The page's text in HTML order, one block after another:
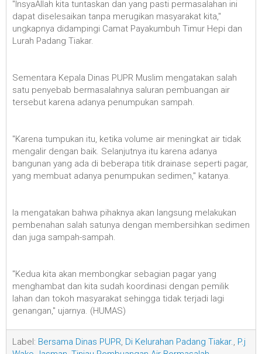
"InsyaAllah kita tuntaskan dan yang pasti permasalahan ini
dapat diselesaikan tanpa merugikan masyarakat kita,"
ungkapnya didampingi Camat Payakumbuh Timur Hepi dan
Lurah Padang Tiakar.
Sementara Kepala Dinas PUPR Muslim mengatakan salah
satu penyebab bermasalahnya saluran pembuangan air
tersebut karena adanya penumpukan sampah.
"Karena tumpukan itu, ketika volume air meningkat air tidak
mengalir dengan baik. Selanjutnya itu karena adanya
bangunan yang ada di beberapa titik drainase seperti pagar,
yang membuat adanya penumpukan sedimen," katanya.
Ia mengatakan bahwa pihaknya akan langsung melakukan
pembenahan salah satunya dengan membersihkan sedimen
dan juga sampah-sampah.
"Kedua kita akan membongkar sebagian pagar yang
menghambat dan kita sudah koordinasi dengan pemilik
lahan dan tokoh masyarakat sehingga tidak terjadi lagi
genangan," ujarnya. (HUMAS)
Label: Bersama Dinas PUPR Di Kelurahan Padang Tiakar.
P.j